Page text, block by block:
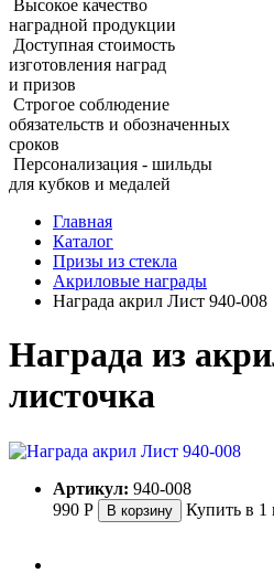
Высокое качество
наградной продукции
Доступная стоимость
изготовления наград
и призов
Строгое соблюдение
обязательств и обозначенных
сроков
Персонализация - шильды
для кубков и медалей
Главная
Каталог
Призы из стекла
Акриловые награды
Награда акрил Лист 940‑008
Награда из
листочка
Артикул: 940-008
990 Р В корзину Купить в 1